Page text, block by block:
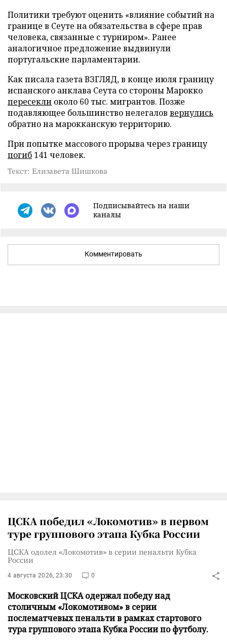
Политики требуют оценить «влияние событий на
границе в Сеуте на обязательства в сфере прав
человека, связанные с турниром». Ранее
аналогичное предложение выдвинули
португальские парламентарии.
Как писала газета ВЗГЛЯД, в конце июля границу
испанского анклава Сеута со стороны Марокко
пересекли около 60 тыс. мигрантов. Позже
подавляющее большинство нелегалов вернулись
обратно на марокканскую территорию.
При попытке массового прорыва через границу
погиб 141 человек.
Текст: Елизавета Шишкова
Подписывайтесь на наши
каналы
Комментировать
ЦСКА победил «Локомотив» в первом
туре группового этапа Кубка России
ЦСКА одолел «Локомотив» в серии пенальти Кубка
России
4 августа 2026, 23:30 0
Московский ЦСКА одержал победу над
столичным «Локомотивом» в серии
послематчевых пенальти в рамках стартового
тура группового этапа Кубка России по футболу.